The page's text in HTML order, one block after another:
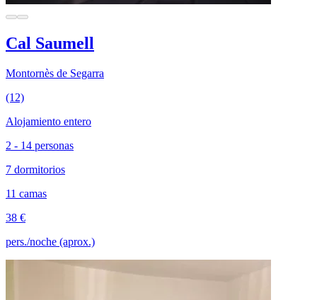
Cal Saumell
Montornès de Segarra
(12)
Alojamiento entero
2 - 14 personas
7 dormitorios
11 camas
38 €
pers./noche (aprox.)